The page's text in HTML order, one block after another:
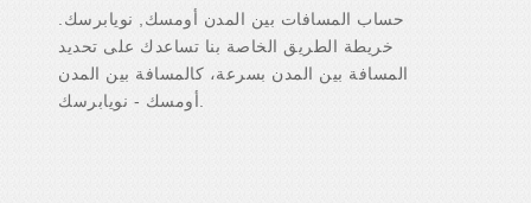
حساب المسافات بين المدن أومسك, نويابرسك.
خريطة الطريق الخاصة بنا تساعدك على تحديد
المسافة بين المدن بسرعة، كالمسافة بين المدن